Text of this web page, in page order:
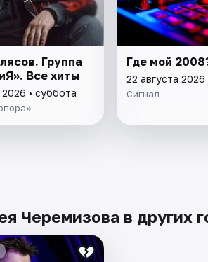
Группа
Все хиты
2026 • суббота
Где мой
22 августа 2026
Сигнал
Черемизова в других